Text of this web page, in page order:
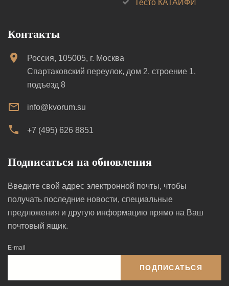
Тесто КАТАИФИ
Контакты
Россия, 105005, г. Москва
Спартаковский переулок, дом 2, строение 1,
подъезд 8
info@kvorum.su
+7 (495) 626 8851
Подписаться на обновления
Введите свой адрес электронной почты, чтобы
получать последние новости, специальные
предложения и другую информацию прямо на Ваш
почтовый ящик.
E-mail
ПОДПИСАТЬСЯ